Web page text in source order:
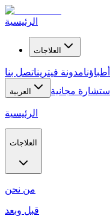
الرئيسية
العلاجات
أطباؤنامدونة فيتريناتصل بنا
العربية استشارة مجانية
الرئيسية
العلاجات
من نحن
قبل وبعد